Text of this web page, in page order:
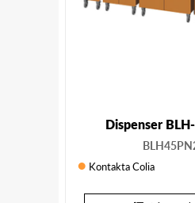
Dispenser
Kontakta Colia